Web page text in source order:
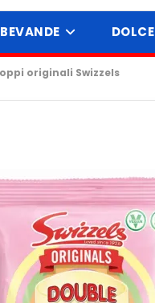
BEVANDE DOLCE
originali Swizzels